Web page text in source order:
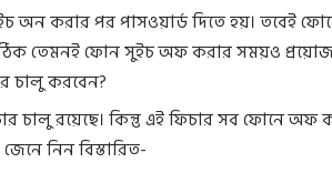
করার পর পাসওয়ার্ড দিতে হয়। তবেই
ঠিক তেমনই ফোন সুইচ অফ করার সময়ও
চালু করবেন?
চালু রয়েছে। কিন্তু এই ফিচার সব ফোনে অফ
নিন বিস্তারিত-